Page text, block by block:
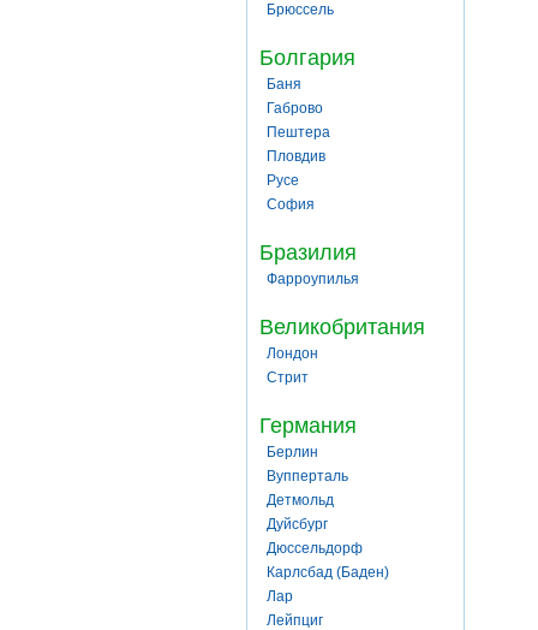
Брюссель
Болгария
Баня
Габрово
Пештера
Пловдив
Русе
София
Бразилия
Фарроупилья
Великобритания
Лондон
Стрит
Германия
Берлин
Вупперталь
Детмольд
Дуйсбург
Дюссельдорф
Карлсбад (Баден)
Лар
Лейпциг